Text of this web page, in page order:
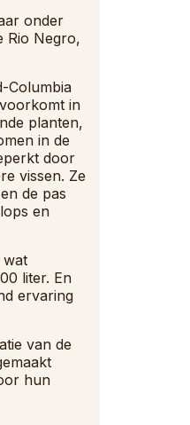
onder
Rio Negro,
Columbia
in
planten,
in de
door
vissen. Ze
de pas
en
wat
liter. En
ervaring
van de
hun